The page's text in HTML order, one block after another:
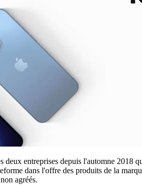
entreprises depuis l'automne 2018
dans l'offre des produits de la
agréés.